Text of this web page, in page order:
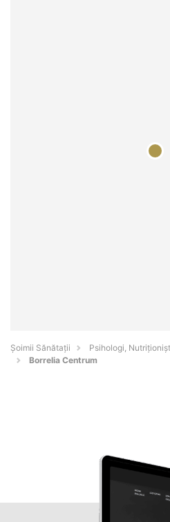
Şoimii Sănătații
Psihologi,
Borrelia Centrum